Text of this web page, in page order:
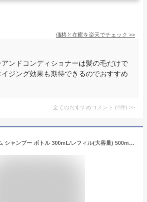
価格と在庫を楽天でチェック >>
ンドコンディショナーは髪の毛だけで
ジング効果も期待できるのでおすすめ
全てのおすすめコメント (4件) >
サロンプレミアム シャンプー ボトル 300mL/レフィル(大容量) 500mL【アテニア 公式】[ ヘアシャンプー ダメージヘア ノンシリコン エイジングケア ヘアケア 弱酸性 ノンシリコンシャンプー 美髪 詰め替え ダメージケア エイジングシャンプー cmc パラベンフリー 髪 ]